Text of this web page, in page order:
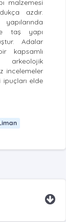
malzemesi
azdır.
taş yapı
Adalar
kapsamlı
arkeolojik
incelemeler
elde